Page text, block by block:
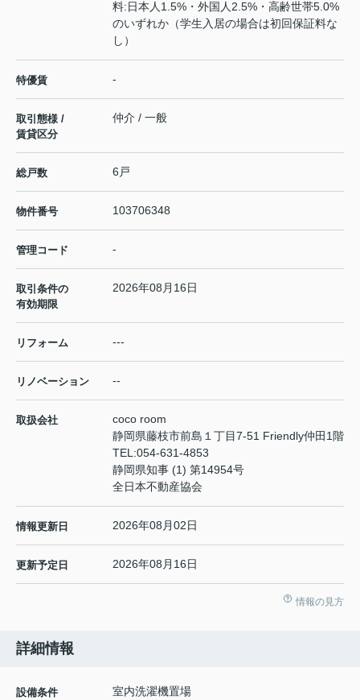
料:日本人1.5%・外国人2.5%・高齢世帯5.0%
のいずれか（学生入居の場合は初回保証料な
し）
特優賃 -
取引態様 /
賃貸区分
仲介 / 一般
総戸数 6戸
物件番号 103706348
管理コード -
取引条件の
有効期限
2026年08月16日
リフォーム ---
リノベーション --
取扱会社
coco room
静岡県藤枝市前島１丁目7-51 Friendly仲田1階
TEL:054-631-4853
静岡県知事 (1) 第14954号
全日本不動産協会
情報更新日 2026年08月02日
更新予定日 2026年08月16日
情報の見方
詳細情報
設備条件
室内洗濯機置場